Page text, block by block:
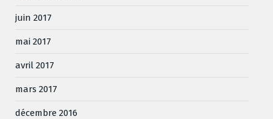
juin 2017
mai 2017
avril 2017
mars 2017
décembre 2016